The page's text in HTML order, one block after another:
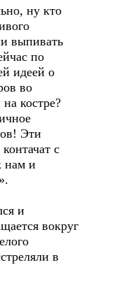
ну кто
выпивать
по
идеей о
во
костре?
Эти
с
нам и
и
вокруг
в